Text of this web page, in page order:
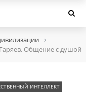
›
Общение с душой
ИНТЕЛЛЕКТ